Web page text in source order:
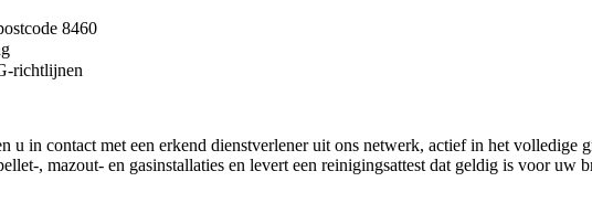
8460
richtlijnen
u in contact met een erkend dienstverlener uit ons netwerk, actief in het volledige
, mazout- en gasinstallaties en levert een reinigingsattest dat geldig is voor uw